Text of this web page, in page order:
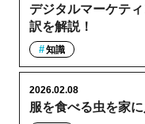
デジタルマーケテ
訳を解説！
知識
服を食べる虫を家
2026.02.08